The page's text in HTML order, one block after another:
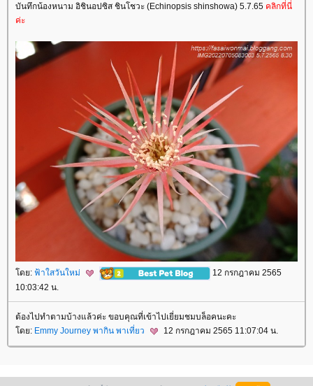
บันทึกน้องหนาม อิชินอปซิส ชินโชวะ (Echinopsis shinshowa) 5.7.65 คลิกที่นี่
ค่ะ
ดย: ฟ้าใสวันใหม่
12 กรกฎาคม 2565
10:03:42 น.
ต้องไปทำตามบ้างแล้วค่ะ ขอบคุณที่เข้าไปเยี่ยมชมบล็อคนะคะ
ดย: Emmy Journey พากิน พาเที่ยว 12 กรกฎาคม 2565 11:07:04 น.